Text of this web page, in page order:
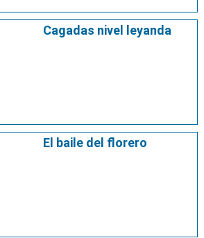
Cagadas nivel leyanda
El baile del florero